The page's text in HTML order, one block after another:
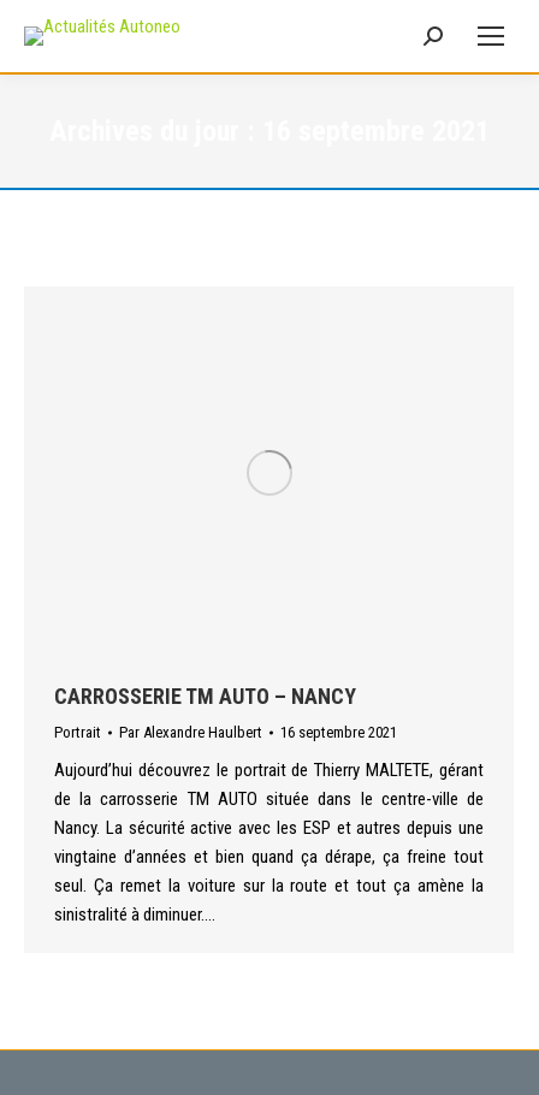
Recherche
:
CARROSSERIE TM AUTO – NANCY
Portrait Par Alexandre Haulbert 16 septembre 2021
Aujourd’hui découvrez le portrait de Thierry MALTETE, gérant
de la carrosserie TM AUTO située dans le centre-ville de
Nancy. La sécurité active avec les ESP et autres depuis une
vingtaine d’années et bien quand ça dérape, ça freine tout
seul. Ça remet la voiture sur la route et tout ça amène la
sinistralité à diminuer.…